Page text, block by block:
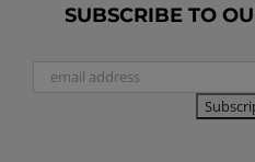
SUBSCRIBE TO